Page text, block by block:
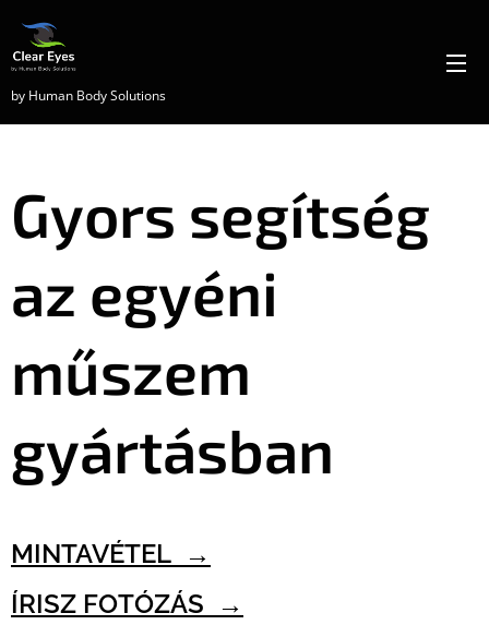
by Human Body Solutions
Gyors segítség
az egyéni
műszem
gyártásban
MINTAVÉTEL →
ÍRISZ FOTÓZÁS →